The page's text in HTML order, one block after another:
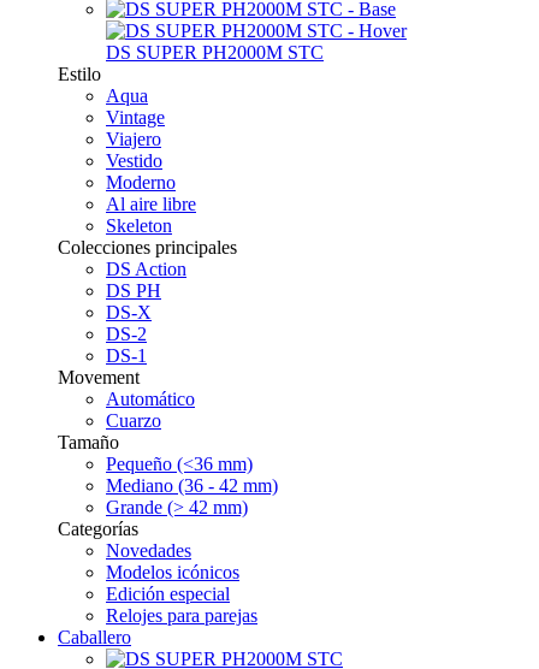
DS SUPER PH2000M STC
Estilo
Aqua
Vintage
Viajero
Vestido
Moderno
Al aire libre
Skeleton
Colecciones principales
DS Action
DS PH
DS-X
DS-2
DS-1
Movement
Automático
Cuarzo
Tamaño
Pequeño (<36 mm)
Mediano (36 - 42 mm)
Grande (> 42 mm)
Categorías
Novedades
Modelos icónicos
Edición especial
Relojes para parejas
Caballero